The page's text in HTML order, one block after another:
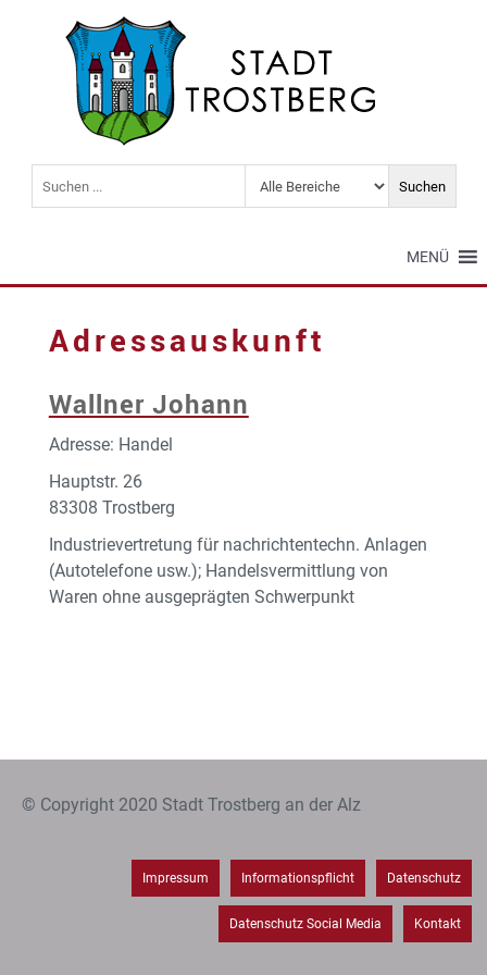
MENÜ
Adressauskunft
Wallner Johann
Adresse: Handel
Hauptstr. 26
83308 Trostberg
Industrievertretung für nachrichtentechn. Anlagen
(Autotelefone usw.); Handelsvermittlung von
Waren ohne ausgeprägten Schwerpunkt
© Copyright 2020 Stadt Trostberg an der Alz
Impressum Informationspflicht Datenschutz
Datenschutz Social Media Kontakt